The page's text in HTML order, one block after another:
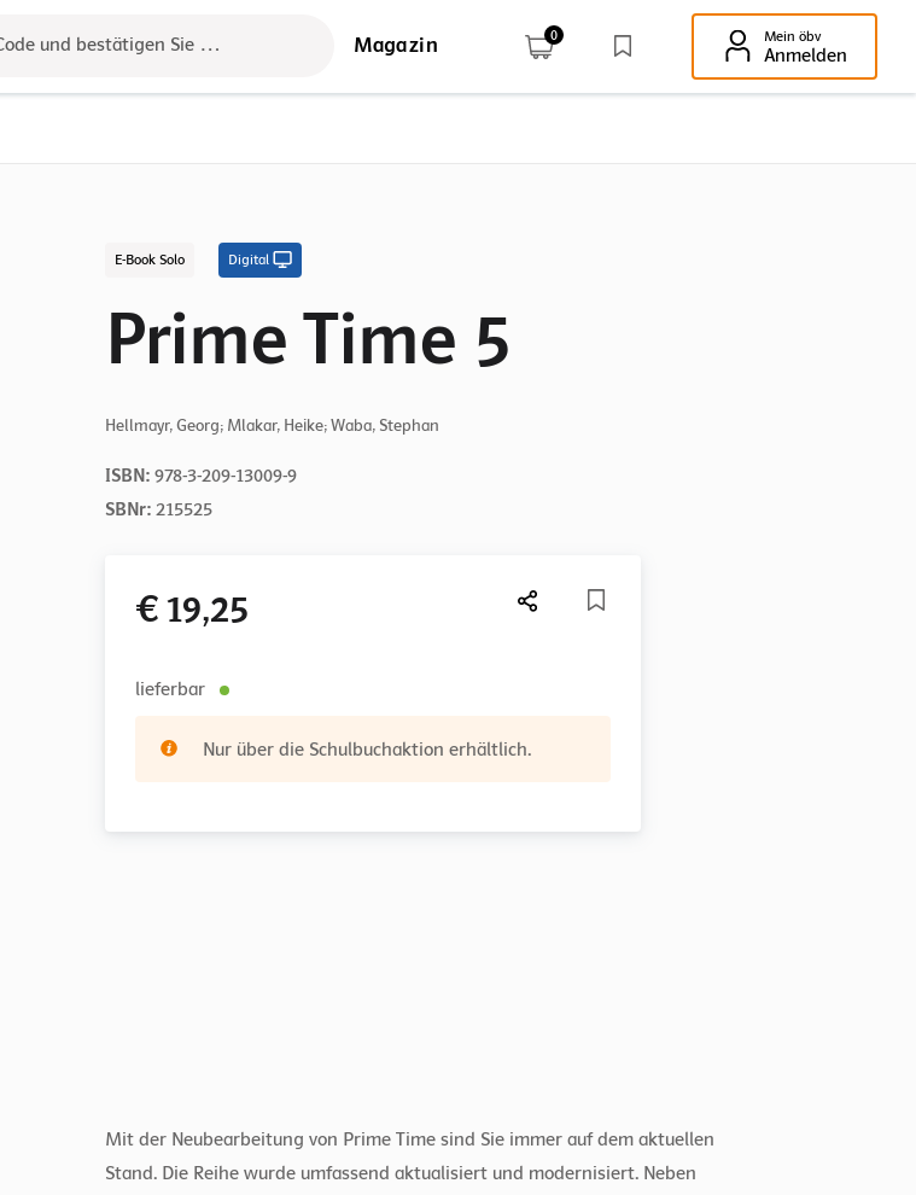
und bestätigen Sie das Ergebnis mit der Enter-Taste!
Magazin 0 Mein öbv
Anmelden
E-Book Solo Digital
Prime Time 5
Hellmayr, Georg; Mlakar, Heike; Waba, Stephan
ISBN: 978-3-209-13009-9
SBNr: 215525
€ 19,25
lieferbar
Nur über die Schulbuchaktion erhältlich.
Mit der Neubearbeitung von Prime Time sind Sie immer auf dem aktuellen
Stand. Die Reihe wurde umfassend aktualisiert und modernisiert. Neben